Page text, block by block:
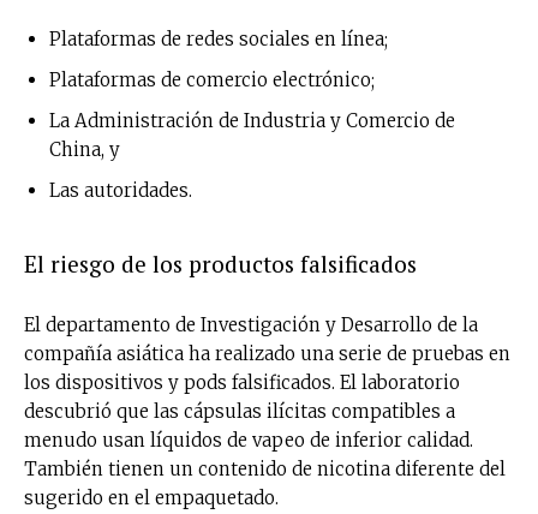
Plataformas de redes sociales en línea;
Plataformas de comercio electrónico;
La Administración de Industria y Comercio de
China, y
Las autoridades.
El riesgo de los productos falsificados
El departamento de Investigación y Desarrollo de la
compañía asiática ha realizado una serie de pruebas en
los dispositivos y pods falsificados. El laboratorio
descubrió que las cápsulas ilícitas compatibles a
menudo usan líquidos de vapeo de inferior calidad.
También tienen un contenido de nicotina diferente del
sugerido en el empaquetado.